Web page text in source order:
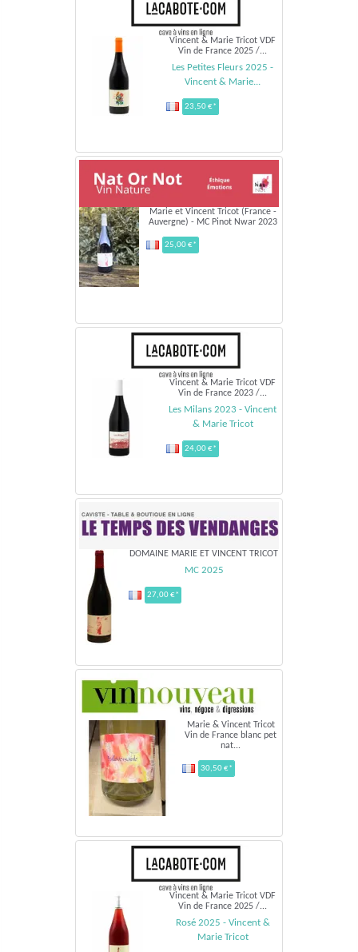
Vincent & Marie Tricot VDF
Vin de France 2025 /...
Les Petites Fleurs 2025 -
Vincent & Marie...
23,50 €*
Marie et Vincent Tricot (France -
Auvergne) - MC Pinot Nwar 2023
25,00 €*
Vincent & Marie Tricot VDF
Vin de France 2023 /...
Les Milans 2023 - Vincent
& Marie Tricot
24,00 €*
DOMAINE MARIE ET VINCENT TRICOT
MC 2025
27,00 €*
Marie & Vincent Tricot
Vin de France blanc pet
nat...
30,50 €*
Vincent & Marie Tricot VDF
Vin de France 2025 /...
Rosé 2025 - Vincent &
Marie Tricot